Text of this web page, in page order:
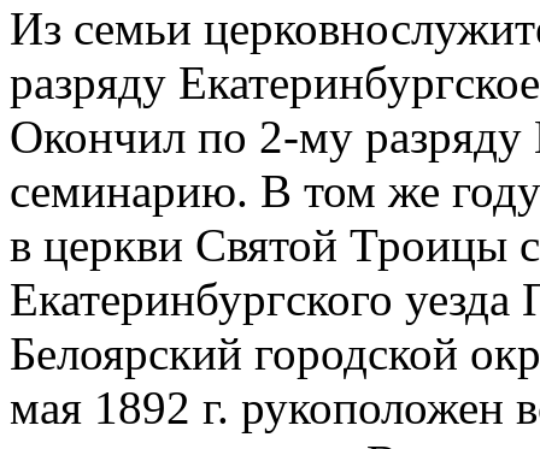
Из семьи
разряду
Окончил по 2-му
семинарию. В том же
в церкви Святой Троицы
Екатеринбургского
Белоярский городской
мая 1892 г. рукоположен